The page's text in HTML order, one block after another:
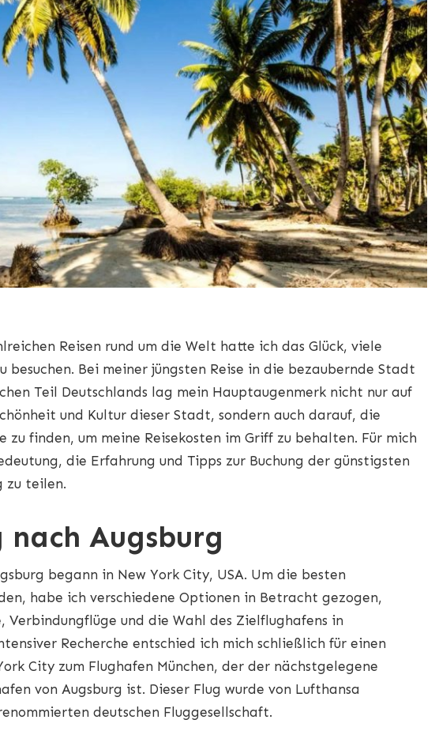
Reisen rund um die Welt hatte ich das Glück, viele
besuchen. Bei meiner jüngsten Reise in die bezaubernde Stadt
Teil Deutschlands lag mein Hauptaugenmerk nicht nur auf
und Kultur dieser Stadt, sondern auch darauf, die
zu finden, um meine Reisekosten im Griff zu behalten. Für mich
die Erfahrung und Tipps zur Buchung der günstigsten
zu teilen.
nach Augsburg
begann in New York City, USA. Um die besten
habe ich verschiedene Optionen in Betracht gezogen,
und die Wahl des Zielflughafens in
Recherche entschied ich mich schließlich für einen
City zum Flughafen München, der der nächstgelegene
von Augsburg ist. Dieser Flug wurde von Lufthansa
deutschen Fluggesellschaft.